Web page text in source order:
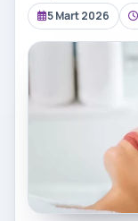
5 Mart 2026